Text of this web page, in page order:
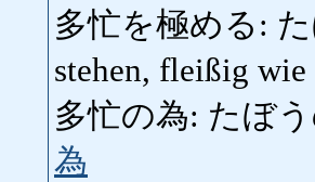
多忙を極める:
stehen, fleißig
多忙の為: たぼう
為